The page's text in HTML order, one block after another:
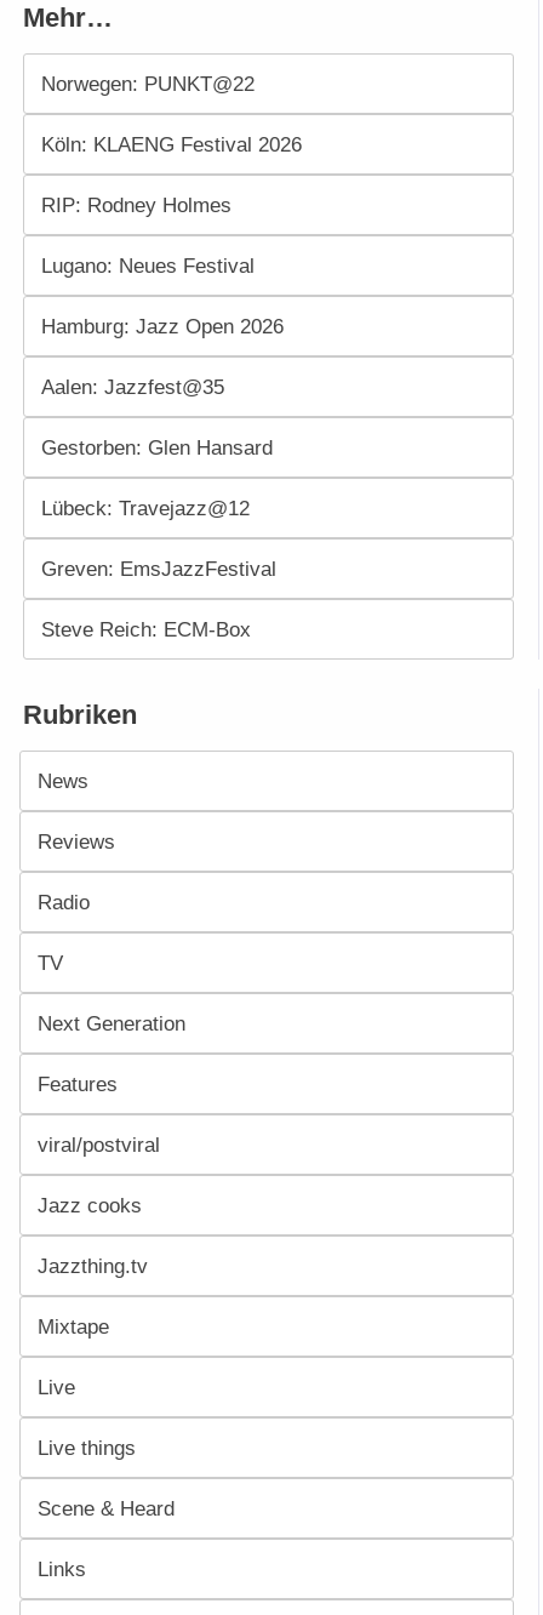
Mehr…
Norwegen: PUNKT@22
Köln: KLAENG Festival 2026
RIP: Rodney Holmes
Lugano: Neues Festival
Hamburg: Jazz Open 2026
Aalen: Jazzfest@35
Gestorben: Glen Hansard
Lübeck: Travejazz@12
Greven: EmsJazzFestival
Steve Reich: ECM-Box
Rubriken
News
Reviews
Radio
TV
Next Generation
Features
viral/postviral
Jazz cooks
Jazzthing.tv
Mixtape
Live
Live things
Scene & Heard
Links